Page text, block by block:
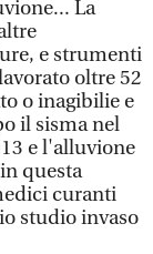
La
e strumenti
oltre 52
o inagibilie e
il sisma nel
e l'alluvione
questa
curanti
studio invaso